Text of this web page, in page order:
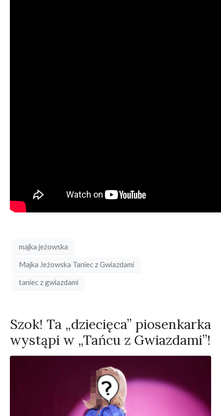
majka jeżowska
Majka Jeżowska Taniec z Gwiazdami
taniec z gwiazdami
Szok! Ta „dziecięca” piosenkarka
wystąpi w „Tańcu z Gwiazdami”!